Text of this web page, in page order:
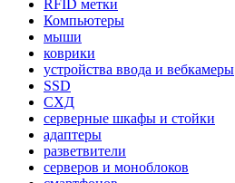
RFID метки
Компьютеры
мыши
коврики
устройства ввода и вебкамеры
SSD
СХД
серверные шкафы и стойки
адаптеры
разветвители
серверов и моноблоков